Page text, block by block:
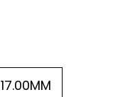
17.00MM